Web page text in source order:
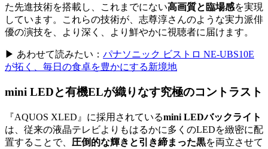
た先進技術を搭載し、これまでにない高画質と臨場感を実現
しています。これらの技術が、志尊淳さんのような実力派俳
優の演技を、より深く、より鮮やかに視聴者に届けます。
▶ あわせて読みたい： パナソニック ビストロ NE-UBS10E
が拓く、毎日の食卓を豊かにする新境地
mini LEDと有機ELが織りなす究極のコントラスト
『AQUOS XLED』に採用されているmini LEDバックライト
は、従来の液晶テレビよりもはるかに多くのLEDを緻密に配
置することで、 圧倒的な輝きと引き締まった黒を両立させて